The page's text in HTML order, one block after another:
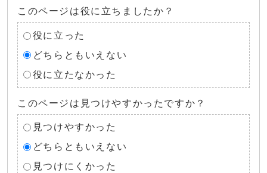
このページは役に立ちましたか？
役に立った
どちらともいえない
役に立たなかった
このページは見つけやすかったですか？
見つけやすかった
どちらともいえない
見つけにくかった